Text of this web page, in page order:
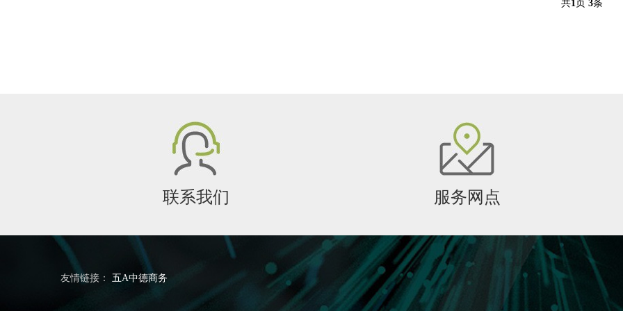
共1页 3条
联系我们 服务网点
友情链接： 五A中德商务